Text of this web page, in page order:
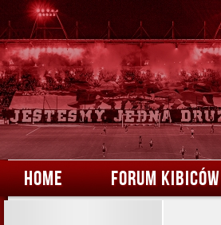
HOME FORUM KIBICÓW